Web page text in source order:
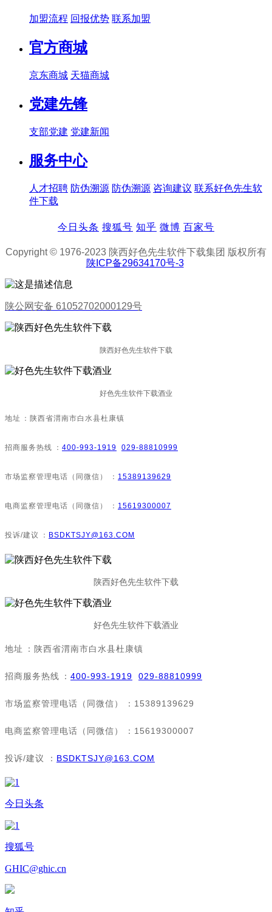
加盟流程 回报优势 联系加盟
官方商城
京东商城 天猫商城
党建先锋
支部党建 党建新闻
服务中心
人才招聘 防伪溯源 防伪溯源 咨询建议 联系好色先生软
件下载
今日头条 搜狐号 知乎 微博 百家号
Copyright © 1976-2023 陕西好色先生软件下载集团 版权所有
陕ICP备29634170号-3
陕公网安备 61052702000129号
陕西好色先生软件下载
好色先生软件下载酒业
地址：陕西省渭南市白水县杜康镇
招商服务热线： 400-993-1919 029-88810999
市场监察管理电话（同微信）： 15389139629
电商监察管理电话（同微信）： 15619300007
投诉/建议： BSDKTSJY@163.COM
陕西好色先生软件下载
好色先生软件下载酒业
地址：陕西省渭南市白水县杜康镇
招商服务热线： 400-993-1919 029-88810999
市场监察管理电话（同微信）：15389139629
电商监察管理电话（同微信）：15619300007
投诉/建议： BSDKTSJY@163.COM
今日头条
搜狐号
GHIC@ghic.cn